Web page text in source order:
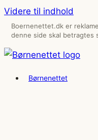
Videre til indhold
Boernenettet.dk er
denne side skal betragtes
Børnenettet